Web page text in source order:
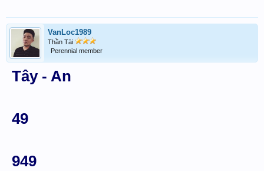
VanLoc1989
Thần Tài
Perennial member
Tây - An
49
949